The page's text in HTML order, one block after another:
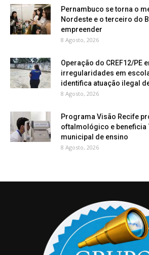
Pernambuco se torna o
Nordeste e o terceiro do
empreender
8 Agosto, 2026
Operação do CREF12/PE
irregularidades em
identifica atuação ilegal
8 Agosto, 2026
Programa Visão Recife
oftalmológico e beneficia
municipal de ensino
8 Agosto, 2026